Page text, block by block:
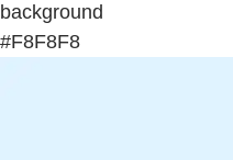
background
#F8F8F8